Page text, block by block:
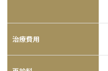
治療費用